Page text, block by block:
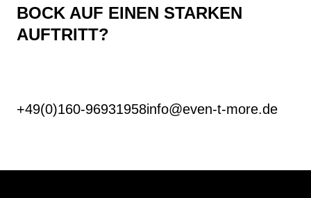
BOCK AUF EINEN STARKEN
AUFTRITT?
+49(0)160-96931958info@even-t-more.de